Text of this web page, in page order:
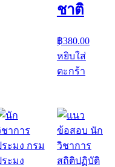
ชาติ
฿380.00
หยิบใส่
ตะกร้า